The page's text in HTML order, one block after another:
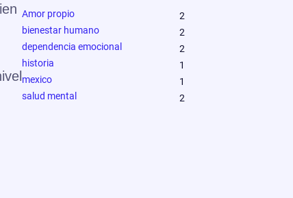
Amor propio
2
bienestar humano
2
dependencia emocional
2
historia
1
mexico
1
salud mental
2